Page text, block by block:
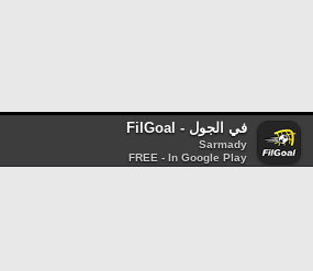
في الجول - FilGoal
Sarmady
FREE - In Google Play